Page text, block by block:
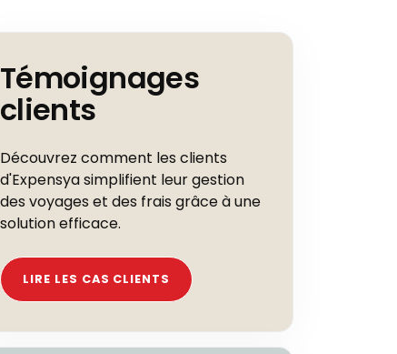
Témoignages
clients
Découvrez comment les clients
d'Expensya simplifient leur gestion
des voyages et des frais grâce à une
solution efficace.
LIRE LES CAS CLIENTS